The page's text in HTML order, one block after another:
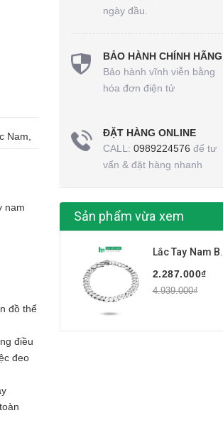
Nam,
nam
đồ thể
điều
đeo
ngày đầu.
BẢO HÀNH CHÍNH HÃNG
Bảo hành vĩnh viễn bằng
hóa đơn điện tử
ĐẶT HÀNG ONLINE
CALL: 0989224576 để tư
vấn & đặt hàng nhanh
Sản phẩm vừa xem
2.287.000₫
4.939.000₫